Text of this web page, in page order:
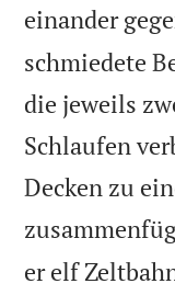
einander
schmiedete
die jeweils
Schlaufen
Decken zu
er elf